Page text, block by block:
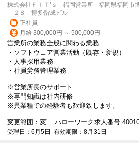
株式会社ＦＩＴ’ｓ 福岡営業所 - 福岡県福岡市
－２８ 博多偕成ビル
正社員
月給 300,000円 ～ 500,000円
営業所の業務全般に関わる業務
・ソフトウェア営業活動（既存・新規）
・人事採用業務
・社員労務管理業務
※営業所長のサポート
※専門知識は社内研修
※異業種での経験者も歓迎致します。
変更範囲：変... ハローワーク求人番号
受理日：6月5日 有効期限：8月31日